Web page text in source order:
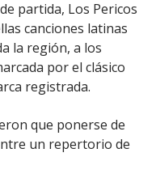
partida, Los Pericos
canciones latinas
la región, a los
por el clásico
registrada.
que ponerse de
un repertorio de